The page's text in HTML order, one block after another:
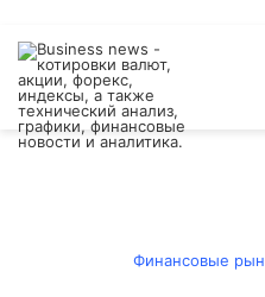
Финансовые